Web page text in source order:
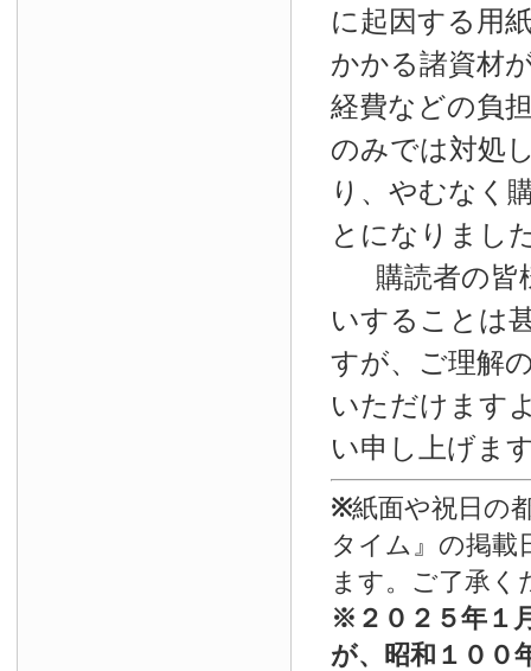
に起因する用
かかる諸資材
経費などの負
のみでは対処
り、やむなく
とになりまし
購読者の皆
いすることは
すが、ご理解
いただけます
い申し上げま
※紙面や祝日の
タイム』の掲載
ます。ご了承く
※ ２０２５年１
が、昭和１００